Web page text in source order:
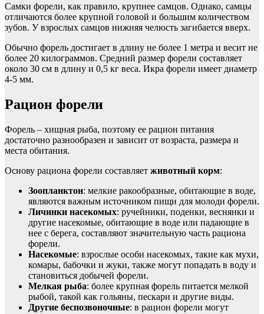
Самки форели, как правило, крупнее самцов. Однако, самцы
отличаются более крупной головой и большим количеством
зубов. У взрослых самцов нижняя челюсть загибается вверх.
Обычно форель достигает в длину не более 1 метра и весит не
более 20 килограммов. Средний размер форели составляет
около 30 см в длину и 0,5 кг веса. Икра форели имеет диаметр
4-5 мм.
Рацион форели
Форель – хищная рыба, поэтому ее рацион питания
достаточно разнообразен и зависит от возраста, размера и
места обитания.
Основу рациона форели составляет животный корм:
Зоопланктон: мелкие ракообразные, обитающие в воде,
являются важным источником пищи для молоди форели.
Личинки насекомых: ручейники, поденки, веснянки и
другие насекомые, обитающие в воде или падающие в
нее с берега, составляют значительную часть рациона
форели.
Насекомые: взрослые особи насекомых, такие как мухи,
комары, бабочки и жуки, также могут попадать в воду и
становиться добычей форели.
Мелкая рыба: более крупная форель питается мелкой
рыбой, такой как гольяны, пескари и другие виды.
Другие беспозвоночные: в рацион форели могут